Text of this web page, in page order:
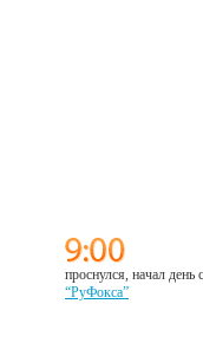
проснулся, начал день с
“РуФокса”